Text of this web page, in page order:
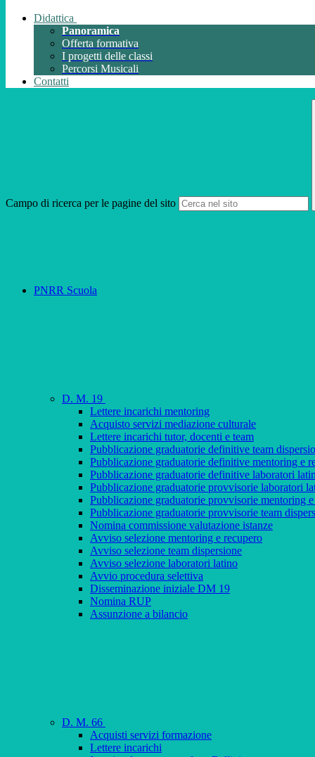
Didattica
Panoramica
Offerta formativa
I progetti delle classi
Percorsi Musicali
Contatti
Campo di ricerca per le pagine del sito
PNRR Scuola
D. M. 19
Lettere incarichi mentoring
Acquisto servizi mediazione culturale
Lettere incarichi tutor, docenti e team
Pubblicazione graduatorie definitive team
Pubblicazione graduatorie definitive mentoring e
Pubblicazione graduatorie definitive laboratori
Pubblicazione graduatorie provvisorie laboratori
Pubblicazione graduatorie provvisorie mentoring
Pubblicazione graduatorie provvisorie team
Nomina commissione valutazione istanze
Avviso selezione mentoring e recupero
Avviso selezione team dispersione
Avviso selezione laboratori latino
Avvio procedura selettiva
Disseminazione iniziale DM 19
Nomina RUP
Assunzione a bilancio
D. M. 66
Acquisti servizi formazione
Lettere incarichi